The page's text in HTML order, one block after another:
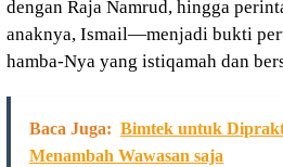
dengan Raja Namrud, hingga
anaknya, Ismail—menjadi bukti
hamba-Nya yang istiqamah dan
Baca Juga: Bimtek untuk
Menambah Wawasan saja